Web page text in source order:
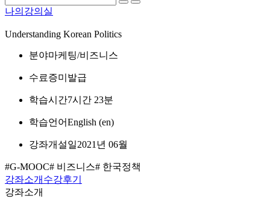
나의강의실
Understanding Korean Politics
분야마케팅/비즈니스
수료증미발급
학습시간7시간 23분
학습언어English ‎(en)‎
강좌개설일2021년 06월
#G-MOOC# 비즈니스# 한국정책
강좌소개 수강후기
강좌소개